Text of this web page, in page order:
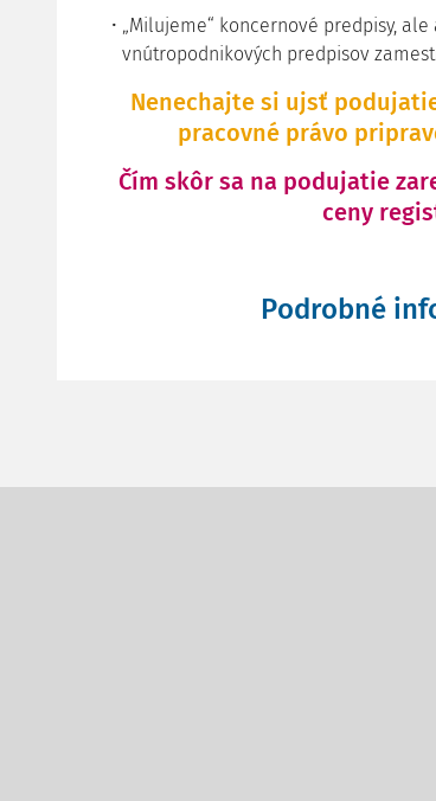
„Milujeme“ koncernové predpisy,
vnútropodnikových predpisov
Nenechajte si ujsť
pracovné právo
Čím skôr sa na podujatie
ceny
Podrobné